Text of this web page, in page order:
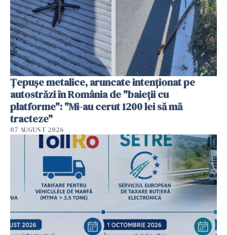
Țepușe metalice, aruncate intenționat pe
autostrăzi în România de "baieții cu
platforme": "Mi-au cerut 1200 lei să mă
tracteze"
07 AUGUST 2026